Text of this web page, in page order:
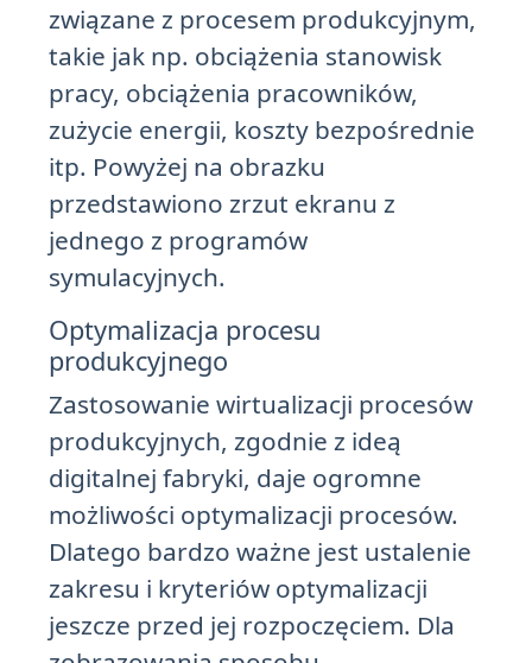
związane z procesem produkcyjnym,
takie jak np. obciążenia stanowisk
pracy, obciążenia pracowników,
zużycie energii, koszty bezpośrednie
itp. Powyżej na obrazku
przedstawiono zrzut ekranu z
jednego z programów
symulacyjnych.
Optymalizacja procesu
produkcyjnego
Zastosowanie wirtualizacji procesów
produkcyjnych, zgodnie z ideą
digitalnej fabryki, daje ogromne
możliwości optymalizacji procesów.
Dlatego bardzo ważne jest ustalenie
zakresu i kryteriów optymalizacji
jeszcze przed jej rozpoczęciem. Dla